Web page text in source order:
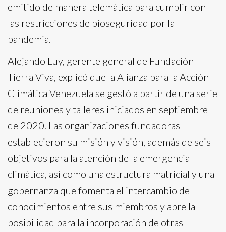
emitido de manera telemática para cumplir con
las restricciones de bioseguridad por la
pandemia.
Alejando Luy, gerente general de Fundación
Tierra Viva, explicó que la Alianza para la Acción
Climática Venezuela se gestó a partir de una serie
de reuniones y talleres iniciados en septiembre
de 2020. Las organizaciones fundadoras
establecieron su misión y visión, además de seis
objetivos para la atención de la emergencia
climática, así como una estructura matricial y una
gobernanza que fomenta el intercambio de
conocimientos entre sus miembros y abre la
posibilidad para la incorporación de otras